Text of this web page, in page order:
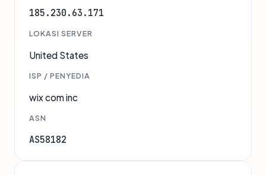
185.230.63.171
LOKASI SERVER
United States
ISP / PENYEDIA
wix com inc
ASN
AS58182